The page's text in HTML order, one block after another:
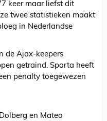
keer maar liefst dit
twee statistieken maakt
in Nederlandse
de Ajax-keepers
getraind. Sparta heeft
penalty toegewezen
en Mateo